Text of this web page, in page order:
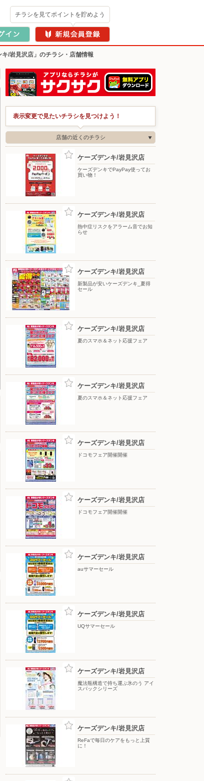
チラシを見てポイントを貯めよう
キ/岩見沢店」のチラシ・店舗情報
夏のスマホ＆ネット応援フェア
表示変更で見たいチラシを見つけよう！
店舗の近くのチラシ
ケーズデンキ/岩見沢店
ケーズデンキでPayPay使ってお
買い物！
ケーズデンキ/岩見沢店
熱中症リスクをアラーム音でお知
らせ
ケーズデンキ/岩見沢店
新製品が安いケーズデンキ_夏得
セール
ケーズデンキ/岩見沢店
夏のスマホ＆ネット応援フェア
ケーズデンキ/岩見沢店
夏のスマホ＆ネット応援フェア
ケーズデンキ/岩見沢店
ドコモフェア開催開催
ケーズデンキ/岩見沢店
ドコモフェア開催開催
ケーズデンキ/岩見沢店
auサマーセール
ケーズデンキ/岩見沢店
UQサマーセール
ケーズデンキ/岩見沢店
魔法瓶構造で持ち運ぶ氷のう アイ
スパックシリーズ
ケーズデンキ/岩見沢店
ReFaで毎日のケアをもっと上質
に！